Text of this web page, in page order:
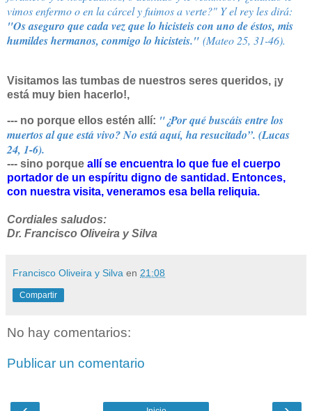
vimos enfermo o en la cárcel y fuimos a verte?" Y el rey les dirá:
"Os aseguro que cada vez que lo hicisteis con uno de éstos, mis
humildes hermanos, conmigo lo hicisteis." (Mateo 25, 31-46).
Visitamos las tumbas de nuestros seres queridos, ¡y
está muy bien hacerlo!,
--- no porque ellos estén allí: "¿Por qué buscáis entre los
muertos al que está vivo? No está aquí, ha resucitado”. (Lucas
24, 1-6).
--- sino porque allí se encuentra lo que fue el cuerpo
portador de un espíritu digno de santidad. Entonces,
con nuestra visita, veneramos esa bella reliquia.
Cordiales saludos:
Dr. Francisco Oliveira y Silva
Francisco Oliveira y Silva en 21:08
Compartir
No hay comentarios:
Publicar un comentario